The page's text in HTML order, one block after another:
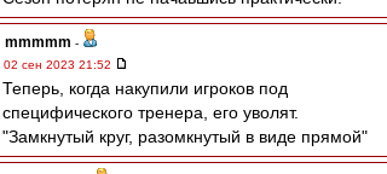
mmmmm -
02 сен 2023 21:52
Теперь, когда накупили игроков под
специфического тренера, его уволят.
"Замкнутый круг, разомкнутый в виде прямой"